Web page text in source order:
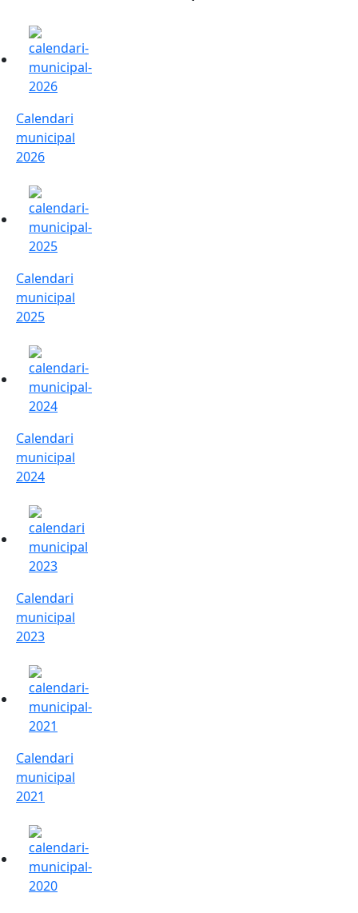
Calendari municipal 2026
Calendari
municipal
2026
Calendari municipal 2025
Calendari
municipal
2025
Calendari municipal 2024
Calendari
municipal
2024
Calendari municipal 2023
Calendari
municipal
2023
Calendari municipal 2021
Calendari
municipal
2021
Calendari municipal 2020